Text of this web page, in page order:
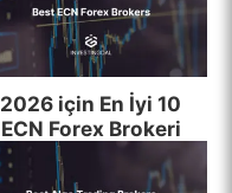
2026 için En İyi 10
ECN Forex Brokeri